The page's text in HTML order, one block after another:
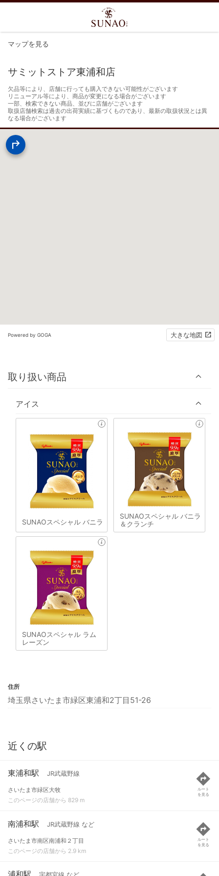
マップを見る
サミットストア東浦和店
欠品等により、店舗に行っても購入できない可能性がございます
リニューアル等により、商品が変更になる場合がございます
一部、検索できない商品、並びに店舗がございます
取扱店舗検索は過去の出荷実績に基づくものであり、最新の取扱状況とは異
なる場合がございます
Powered by GOGA 大きな地図
取り扱い商品
アイス
SUNAOスペシャル バニラ
SUNAOスペシャル バニラ
＆クランチ
SUNAOスペシャル ラム
レーズン
住所
埼玉県さいたま市緑区東浦和2丁目51-26
近くの駅
東浦和駅 JR武蔵野線
さいたま市緑区大牧
このページの店舗から 829 m
ルート
を見る
南浦和駅 JR武蔵野線 など
さいたま市南区南浦和２丁目
このページの店舗から 2.9 km
ルート
を見る
浦和駅